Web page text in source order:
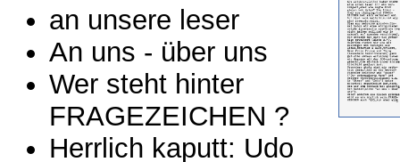
an unsere leser
An uns - über uns
Wer steht hinter
FRAGEZEICHEN ?
Herrlich kaputt: Udo